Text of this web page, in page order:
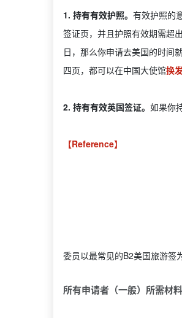
1. 持有有效护照。 有效护照的
签证页，并且护照有效期需超
日，那么你申请去美国的时间
四页，都可以在中国大使馆换
2. 持有有效英国签证。 如果你
【Reference】
委员以最常见的B2美国旅游签
所有申请者（一般）所需材料